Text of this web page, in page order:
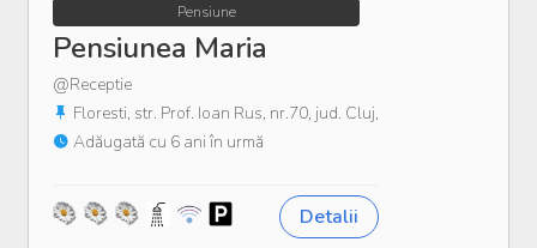
Pensiune
Pensiunea Maria
@Receptie
Floresti, str. Prof. Ioan Rus, nr.70, jud. Cluj,
Adăugată cu 6 ani în urmă
Detalii